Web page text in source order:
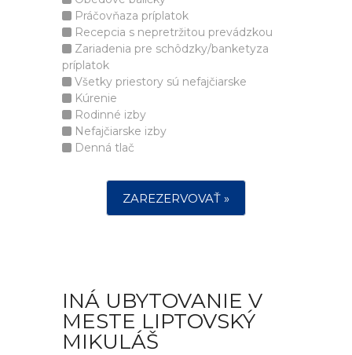
Práčovňaza príplatok
Recepcia s nepretržitou prevádzkou
Zariadenia pre schôdzky/banketyza
príplatok
Všetky priestory sú nefajčiarske
Kúrenie
Rodinné izby
Nefajčiarske izby
Denná tlač
ZAREZERVOVAŤ »
INÁ UBYTOVANIE V
MESTE LIPTOVSKÝ
MIKULÁŠ